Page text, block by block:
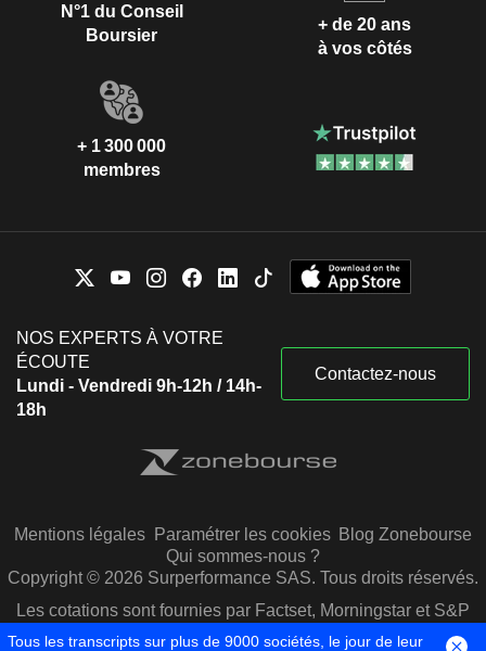
N°1 du Conseil
Boursier
+ de 20 ans
à vos côtés
+ 1 300 000
membres
NOS EXPERTS À VOTRE
ÉCOUTE
Lundi - Vendredi 9h-12h / 14h-
18h
Contactez-nous
Mentions légales Paramétrer les cookies Blog Zonebourse
Qui sommes-nous ?
Copyright © 2026 Surperformance SAS. Tous droits réservés.
Les cotations sont fournies par Factset, Morningstar et S&P
Capital IQ
Tous les transcripts sur plus de 9000 sociétés, le jour de leur